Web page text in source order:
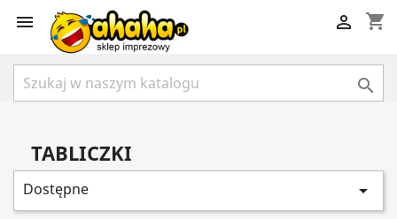
 shopping_cart


TABLICZKI
Dostępne 